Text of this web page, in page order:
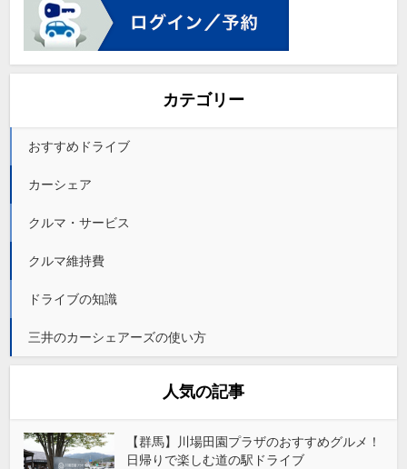
カテゴリー
おすすめドライブ
カーシェア
クルマ・サービス
クルマ維持費
ドライブの知識
三井のカーシェアーズの使い方
人気の記事
【群馬】川場田園プラザのおすすめグルメ！
日帰りで楽しむ道の駅ドライブ